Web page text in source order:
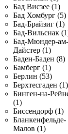
Бад Висзее (1)
Бад Хомбург (5)
Бад-Брайзиг (1)
Бад-Вильснак
Бад-Мюндер-ам-
Дайстер (1)
Баден-Баден (8)
Бамберг (1)
Берлин (53)
Берхтесгаден (1)
Бинген-на-
(1)
Биссендорф (1)
Бланкенфельде-
Малов (1)